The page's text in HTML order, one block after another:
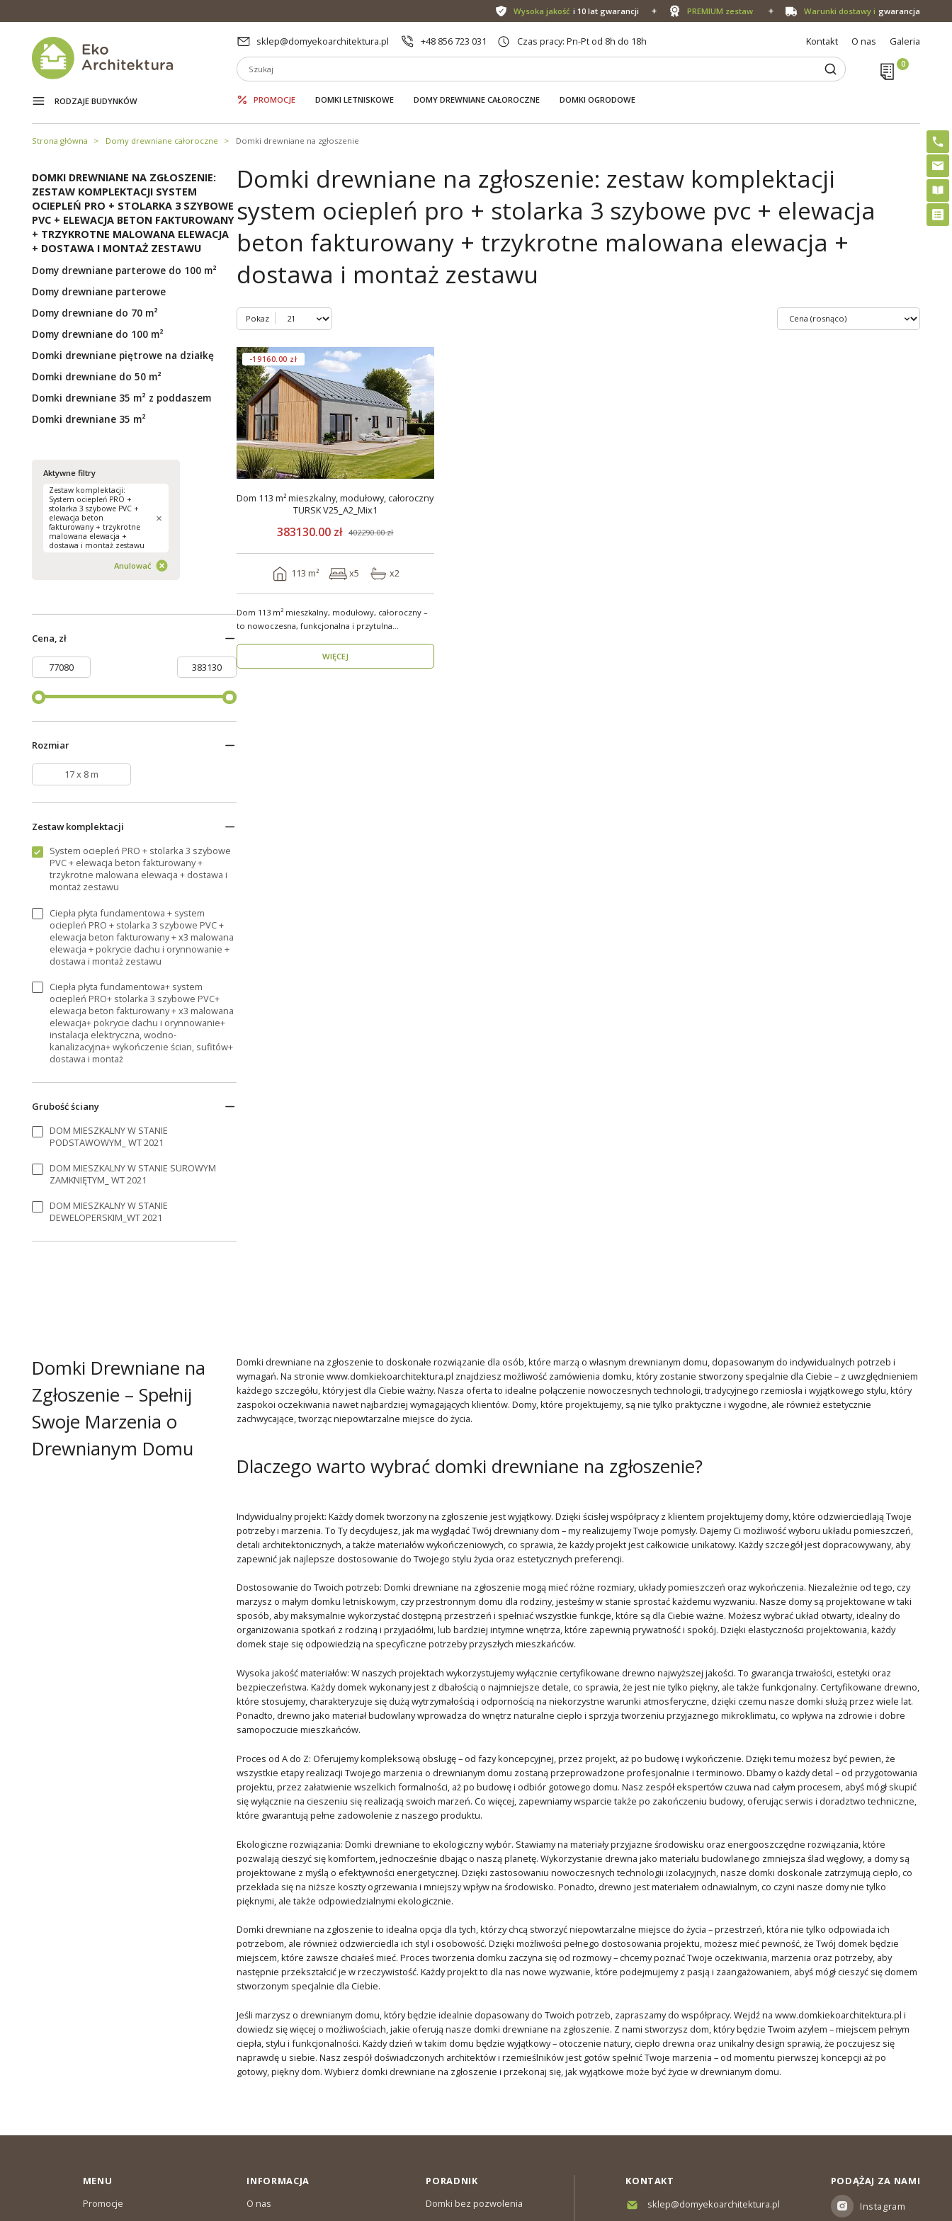
Wysoka jakość i 10 lat gwarancji PREMIUM zestaw Warunki dostawy i gwarancja
sklep@domyekoarchitektura.pl +48 856 723 031 Czas pracy: Pn-Pt od 8h do 18h Kontakt O nas Galeria
RODZAJE BUDYNKÓW PROMOCJE DOMKI LETNISKOWE DOMY DREWNIANE CAŁOROCZNE DOMKI OGRODOWE
Strona główna Domy drewniane całoroczne Domki drewniane na zgłoszenie
DOMKI DREWNIANE NA ZGŁOSZENIE:
ZESTAW KOMPLEKTACJI SYSTEM
OCIEPLEŃ PRO + STOLARKA 3 SZYBOWE
PVC + ELEWACJA BETON FAKTUROWANY
+ TRZYKROTNE MALOWANA ELEWACJA
+ DOSTAWA I MONTAŻ ZESTAWU
Domy drewniane parterowe do 100 m²
Domy drewniane parterowe
Domy drewniane do 70 m²
Domy drewniane do 100 m²
Domki drewniane piętrowe na działkę
Domki drewniane do 50 m²
Domki drewniane 35 m² z poddaszem
Domki drewniane 35 m²
Aktywne filtry
Zestaw komplektacji:
System ociepleń PRO +
stolarka 3 szybowe PVC +
elewacja beton
fakturowany + trzykrotne
malowana elewacja +
dostawa i montaż zestawu
Anulować
Cena, zł
Rozmiar
17 x 8 m
Zestaw komplektacji
System ociepleń PRO + stolarka 3 szybowe
PVC + elewacja beton fakturowany +
trzykrotne malowana elewacja + dostawa i
montaż zestawu
Ciepła płyta fundamentowa + system
ociepleń PRO + stolarka 3 szybowe PVC +
elewacja beton fakturowany + x3 malowana
elewacja + pokrycie dachu i orynnowanie +
dostawa i montaż zestawu
Ciepła płyta fundamentowa+ system
ociepleń PRO+ stolarka 3 szybowe PVC+
elewacja beton fakturowany + x3 malowana
elewacja+ pokrycie dachu i orynnowanie+
instalacja elektryczna, wodno-
kanalizacyjna+ wykończenie ścian, sufitów+
dostawa i montaż
Grubość ściany
DOM MIESZKALNY W STANIE
PODSTAWOWYM_ WT 2021
DOM MIESZKALNY W STANIE SUROWYM
ZAMKNIĘTYM_ WT 2021
DOM MIESZKALNY W STANIE
DEWELOPERSKIM_WT 2021
Domki drewniane na zgłoszenie: zestaw komplektacji
system ociepleń pro + stolarka 3 szybowe pvc + elewacja
beton fakturowany + trzykrotne malowana elewacja +
dostawa i montaż zestawu
Pokaz
-19160.00 zł
Dom 113 m² mieszkalny, modułowy, całoroczny
TURSK V25_A2_Mix1
383130.00 zł 402290.00 zł
113 m² x5 x2
Dom 113 m² mieszkalny, modułowy, całoroczny –
to nowoczesna, funkcjonalna i przytulna
WIĘCEJ
Domki Drewniane na
Zgłoszenie – Spełnij
Swoje Marzenia o
Drewnianym Domu
Domki drewniane na zgłoszenie to doskonałe rozwiązanie dla osób, które marzą o własnym drewnianym domu, dopasowanym do indywidualnych potrzeb i
wymagań. Na stronie www.domkiekoarchitektura.pl znajdziesz możliwość zamówienia domku, który zostanie stworzony specjalnie dla Ciebie – z uwzględnieniem
każdego szczegółu, który jest dla Ciebie ważny. Nasza oferta to idealne połączenie nowoczesnych technologii, tradycyjnego rzemiosła i wyjątkowego stylu, który
zaspokoi oczekiwania nawet najbardziej wymagających klientów. Domy, które projektujemy, są nie tylko praktyczne i wygodne, ale również estetycznie
zachwycające, tworząc niepowtarzalne miejsce do życia.
Dlaczego warto wybrać domki drewniane na zgłoszenie?
Indywidualny projekt: Każdy domek tworzony na zgłoszenie jest wyjątkowy. Dzięki ścisłej współpracy z klientem projektujemy domy, które odzwierciedlają Twoje
potrzeby i marzenia. To Ty decydujesz, jak ma wyglądać Twój drewniany dom – my realizujemy Twoje pomysły. Dajemy Ci możliwość wyboru układu pomieszczeń,
detali architektonicznych, a także materiałów wykończeniowych, co sprawia, że każdy projekt jest całkowicie unikatowy. Każdy szczegół jest dopracowywany, aby
zapewnić jak najlepsze dostosowanie do Twojego stylu życia oraz estetycznych preferencji.
Dostosowanie do Twoich potrzeb: Domki drewniane na zgłoszenie mogą mieć różne rozmiary, układy pomieszczeń oraz wykończenia. Niezależnie od tego, czy
marzysz o małym domku letniskowym, czy przestronnym domu dla rodziny, jesteśmy w stanie sprostać każdemu wyzwaniu. Nasze domy są projektowane w taki
sposób, aby maksymalnie wykorzystać dostępną przestrzeń i spełniać wszystkie funkcje, które są dla Ciebie ważne. Możesz wybrać układ otwarty, idealny do
organizowania spotkań z rodziną i przyjaciółmi, lub bardziej intymne wnętrza, które zapewnią prywatność i spokój. Dzięki elastyczności projektowania, każdy
domek staje się odpowiedzią na specyficzne potrzeby przyszłych mieszkańców.
Wysoka jakość materiałów: W naszych projektach wykorzystujemy wyłącznie certyfikowane drewno najwyższej jakości. To gwarancja trwałości, estetyki oraz
bezpieczeństwa. Każdy domek wykonany jest z dbałością o najmniejsze detale, co sprawia, że jest nie tylko piękny, ale także funkcjonalny. Certyfikowane drewno,
które stosujemy, charakteryzuje się dużą wytrzymałością i odpornością na niekorzystne warunki atmosferyczne, dzięki czemu nasze domki służą przez wiele lat.
Ponadto, drewno jako materiał budowlany wprowadza do wnętrz naturalne ciepło i sprzyja tworzeniu przyjaznego mikroklimatu, co wpływa na zdrowie i dobre
samopoczucie mieszkańców.
Proces od A do Z: Oferujemy kompleksową obsługę – od fazy koncepcyjnej, przez projekt, aż po budowę i wykończenie. Dzięki temu możesz być pewien, że
wszystkie etapy realizacji Twojego marzenia o drewnianym domu zostaną przeprowadzone profesjonalnie i terminowo. Dbamy o każdy detal – od przygotowania
projektu, przez załatwienie wszelkich formalności, aż po budowę i odbiór gotowego domu. Nasz zespół ekspertów czuwa nad całym procesem, abyś mógł skupić
się wyłącznie na cieszeniu się realizacją swoich marzeń. Co więcej, zapewniamy wsparcie także po zakończeniu budowy, oferując serwis i doradztwo techniczne,
które gwarantują pełne zadowolenie z naszego produktu.
Ekologiczne rozwiązania: Domki drewniane to ekologiczny wybór. Stawiamy na materiały przyjazne środowisku oraz energooszczędne rozwiązania, które
pozwalają cieszyć się komfortem, jednocześnie dbając o naszą planetę. Wykorzystanie drewna jako materiału budowlanego zmniejsza ślad węglowy, a domy są
projektowane z myślą o efektywności energetycznej. Dzięki zastosowaniu nowoczesnych technologii izolacyjnych, nasze domki doskonale zatrzymują ciepło, co
przekłada się na niższe koszty ogrzewania i mniejszy wpływ na środowisko. Ponadto, drewno jest materiałem odnawialnym, co czyni nasze domy nie tylko
pięknymi, ale także odpowiedzialnymi ekologicznie.
Domki drewniane na zgłoszenie to idealna opcja dla tych, którzy chcą stworzyć niepowtarzalne miejsce do życia – przestrzeń, która nie tylko odpowiada ich
potrzebom, ale również odzwierciedla ich styl i osobowość. Dzięki możliwości pełnego dostosowania projektu, możesz mieć pewność, że Twój domek będzie
miejscem, które zawsze chciałeś mieć. Proces tworzenia domku zaczyna się od rozmowy – chcemy poznać Twoje oczekiwania, marzenia oraz potrzeby, aby
następnie przekształcić je w rzeczywistość. Każdy projekt to dla nas nowe wyzwanie, które podejmujemy z pasją i zaangażowaniem, abyś mógł cieszyć się domem
stworzonym specjalnie dla Ciebie.
Jeśli marzysz o drewnianym domu, który będzie idealnie dopasowany do Twoich potrzeb, zapraszamy do współpracy. Wejdź na www.domkiekoarchitektura.pl i
dowiedz się więcej o możliwościach, jakie oferują nasze domki drewniane na zgłoszenie. Z nami stworzysz dom, który będzie Twoim azylem – miejscem pełnym
ciepła, stylu i funkcjonalności. Każdy dzień w takim domu będzie wyjątkowy – otoczenie natury, ciepło drewna oraz unikalny design sprawią, że poczujesz się
naprawdę u siebie. Nasz zespół doświadczonych architektów i rzemieślników jest gotów spełnić Twoje marzenia – od momentu pierwszej koncepcji aż po
gotowy, piękny dom. Wybierz domki drewniane na zgłoszenie i przekonaj się, jak wyjątkowe może być życie w drewnianym domu.
MENU
Promocje
INFORMACJA
O nas
PORADNIK
Domki bez pozwolenia
KONTAKT
sklep@domyekoarchitektura.pl
PODĄŻAJ ZA NAMI
Instagram